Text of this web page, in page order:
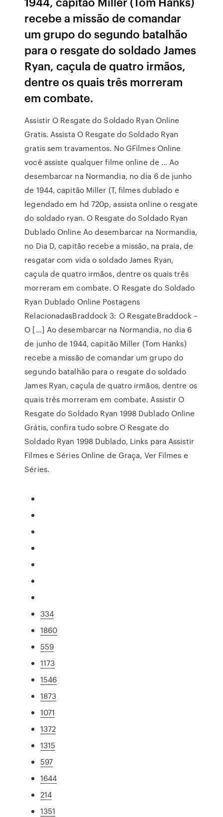
recebe a missão de comandar
um grupo do segundo batalhão
para o resgate do soldado James
Ryan, caçula de quatro irmãos,
dentre os quais três morreram
em combate.
Assistir O Resgate do Soldado Ryan Online
Gratis. Assista O Resgate do Soldado Ryan
gratis sem travamentos. No GFilmes Online
você assiste qualquer filme online de … Ao
desembarcar na Normandia, no dia 6 de junho
de 1944, capitão Miller (T, filmes dublado e
legendado em hd 720p, assista online o resgate
do soldado ryan. O Resgate do Soldado Ryan
Dublado Online Ao desembarcar na Normandia,
no Dia D, capitão recebe a missão, na praia, de
resgatar com vida o soldado James Ryan,
caçula de quatro irmãos, dentre os quais três
morreram em combate. O Resgate do Soldado
Ryan Dublado Online Postagens
RelacionadasBraddock 3: O ResgateBraddock –
O […] Ao desembarcar na Normandia, no dia 6
de junho de 1944, capitão Miller (Tom Hanks)
recebe a missão de comandar um grupo do
segundo batalhão para o resgate do soldado
James Ryan, caçula de quatro irmãos, dentre os
quais três morreram em combate. Assistir O
Resgate do Soldado Ryan 1998 Dublado Online
Grátis, confira tudo sobre O Resgate do
Soldado Ryan 1998 Dublado, Links para Assistir
Filmes e Séries Online de Graça, Ver Filmes e
Séries.
334
1860
559
1173
1546
1873
1071
1372
1315
597
1644
214
1351